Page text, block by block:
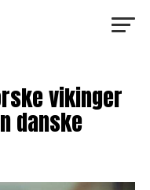
vikinger
danske